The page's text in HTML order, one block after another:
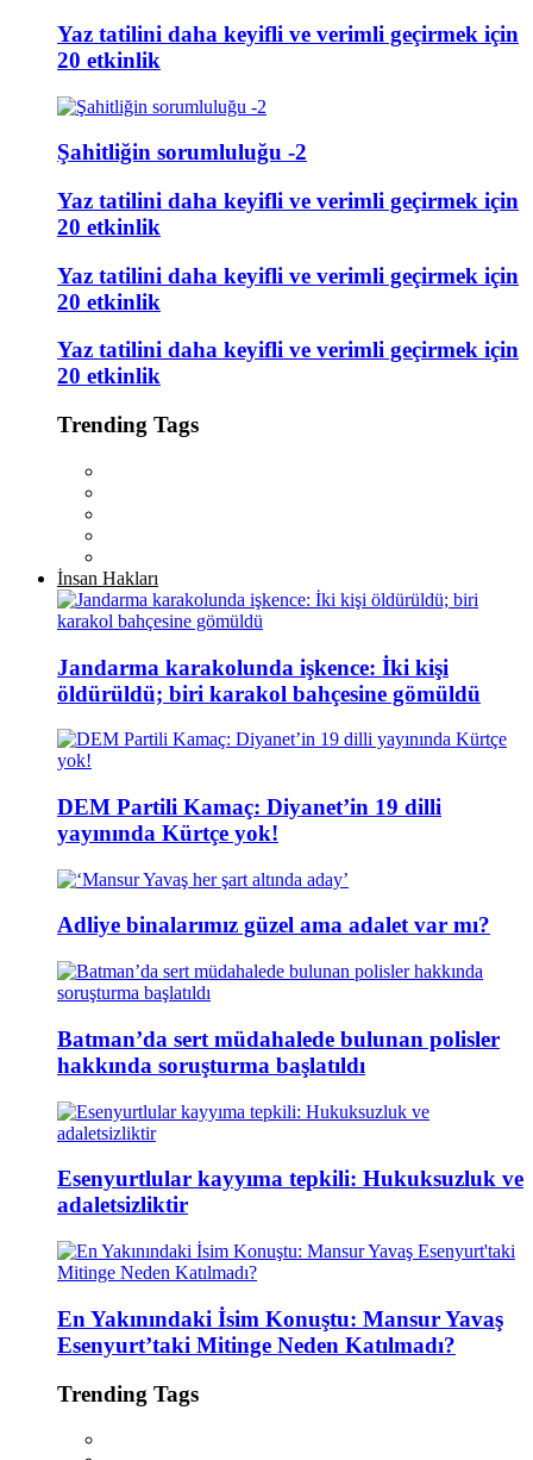
Yaz tatilini daha keyifli ve verimli geçirmek için
20 etkinlik
Şahitliğin sorumluluğu -2
Yaz tatilini daha keyifli ve verimli geçirmek için
20 etkinlik
Yaz tatilini daha keyifli ve verimli geçirmek için
20 etkinlik
Yaz tatilini daha keyifli ve verimli geçirmek için
20 etkinlik
Trending Tags
İnsan Hakları
Jandarma karakolunda işkence: İki kişi
öldürüldü; biri karakol bahçesine gömüldü
DEM Partili Kamaç: Diyanet’in 19 dilli
yayınında Kürtçe yok!
Adliye binalarımız güzel ama adalet var mı?
Batman’da sert müdahalede bulunan polisler
hakkında soruşturma başlatıldı
Esenyurtlular kayyıma tepkili: Hukuksuzluk ve
adaletsizliktir
En Yakınındaki İsim Konuştu: Mansur Yavaş
Esenyurt’taki Mitinge Neden Katılmadı?
Trending Tags